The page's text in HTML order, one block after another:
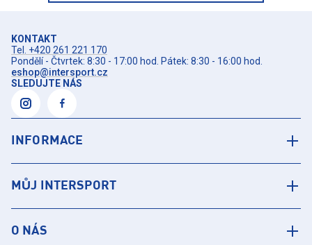
KONTAKT
Tel. +420 261 221 170
Pondělí - Čtvrtek: 8:30 - 17:00 hod. Pátek: 8:30 - 16:00 hod.
eshop@intersport.cz
SLEDUJTE NÁS
INFORMACE
MŮJ INTERSPORT
O NÁS